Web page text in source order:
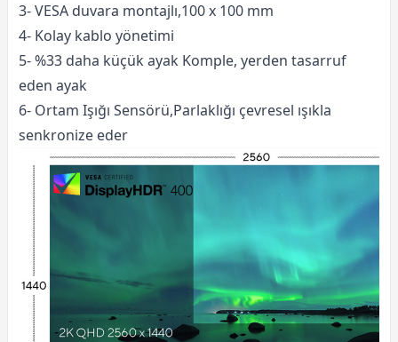
3- VESA duvara montajlı,100 x 100 mm
4- Kolay kablo yönetimi
5- %33 daha küçük ayak Komple, yerden tasarruf
eden ayak
6- Ortam Işığı Sensörü,Parlaklığı çevresel ışıkla
senkronize eder